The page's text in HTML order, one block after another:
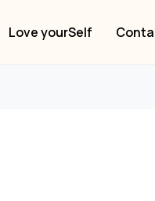
Love yourSelf